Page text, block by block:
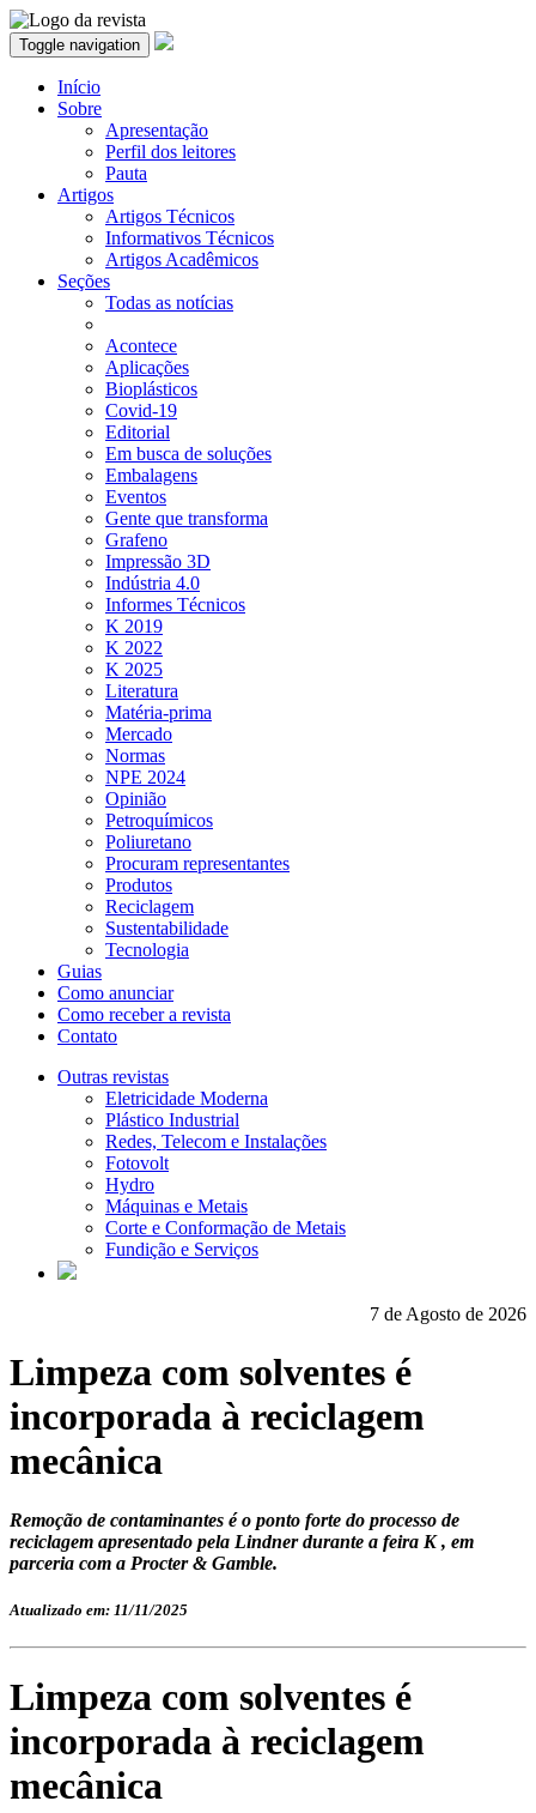
Toggle navigation
Início
Sobre
Apresentação
Perfil dos leitores
Pauta
Artigos
Artigos Técnicos
Informativos Técnicos
Artigos Acadêmicos
Seções
Todas as notícias
Acontece
Aplicações
Bioplásticos
Covid-19
Editorial
Em busca de soluções
Embalagens
Eventos
Gente que transforma
Grafeno
Impressão 3D
Indústria 4.0
Informes Técnicos
K 2019
K 2022
K 2025
Literatura
Matéria-prima
Mercado
Normas
NPE 2024
Opinião
Petroquímicos
Poliuretano
Procuram representantes
Produtos
Reciclagem
Sustentabilidade
Tecnologia
Guias
Como anunciar
Como receber a revista
Contato
Outras revistas
Eletricidade Moderna
Plástico Industrial
Redes, Telecom e Instalações
Fotovolt
Hydro
Máquinas e Metais
Corte e Conformação de Metais
Fundição e Serviços
7 de Agosto de 2026
Limpeza com solventes é
incorporada à reciclagem
mecânica
Remoção de contaminantes é o ponto forte do processo de
reciclagem apresentado pela Lindner durante a feira K , em
parceria com a Procter & Gamble.
Atualizado em: 11/11/2025
Limpeza com solventes é
incorporada à reciclagem
mecânica